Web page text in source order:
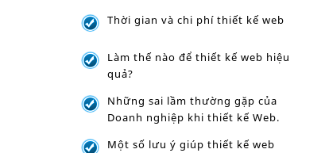
Thời gian và chi phí thiết kế web
Làm thế nào để thiết kế web hiệu
quả?
Những sai lầm thường gặp của
Doanh nghiệp khi thiết kế Web.
Một số lưu ý giúp thiết kế web